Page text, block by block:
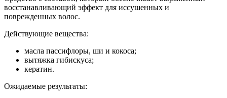
восстанавливающий эффект для иссушенных и
поврежденных волос.
Действующие вещества:
масла пассифлоры, ши и кокоса;
вытяжка гибискуса;
кератин.
Ожидаемые результаты: